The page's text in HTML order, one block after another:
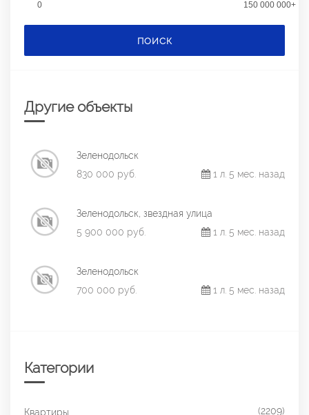
0 150 000 000+
ПОИСК
Другие объекты
Зеленодольск
830 000 руб.
1 л. 5 мес. назад
Зеленодольск, звездная улица
5 900 000 руб.
1 л. 5 мес. назад
Зеленодольск
700 000 руб.
1 л. 5 мес. назад
Категории
Квартиры (2209)